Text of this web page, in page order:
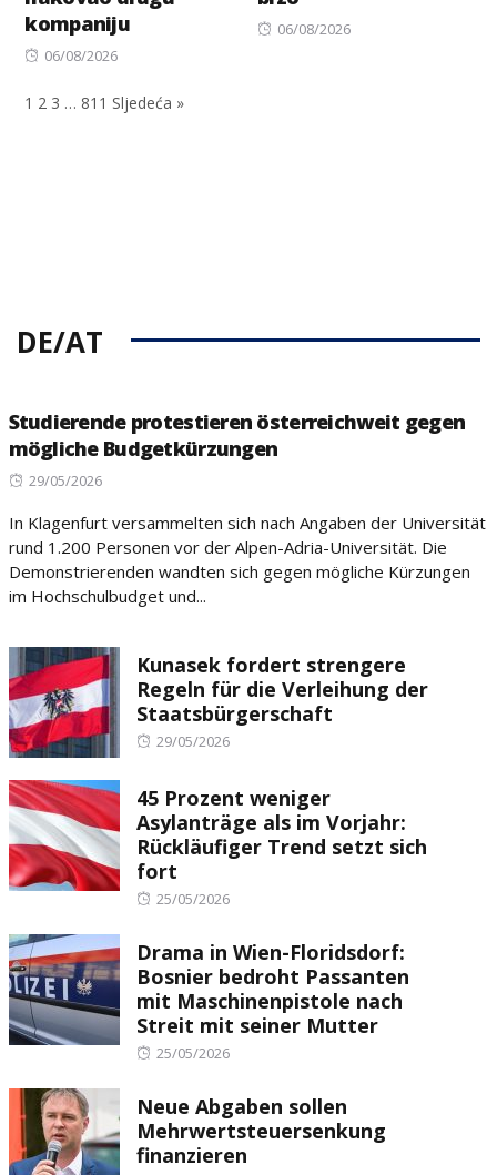
kompaniju
Posted
06/08/2026
Posted
06/08/2026
1 2 3 … 811 Sljedeća »
DE/AT
Studierende protestieren österreichweit gegen
mögliche Budgetkürzungen
Posted
29/05/2026
In Klagenfurt versammelten sich nach Angaben der Universität
rund 1.200 Personen vor der Alpen-Adria-Universität. Die
Demonstrierenden wandten sich gegen mögliche Kürzungen
im Hochschulbudget und...
Kunasek fordert strengere
Regeln für die Verleihung der
Staatsbürgerschaft
Posted
29/05/2026
45 Prozent weniger
Asylanträge als im Vorjahr:
Rückläufiger Trend setzt sich
fort
Posted
25/05/2026
Drama in Wien-Floridsdorf:
Bosnier bedroht Passanten
mit Maschinenpistole nach
Streit mit seiner Mutter
Posted
25/05/2026
Neue Abgaben sollen
Mehrwertsteuersenkung
finanzieren